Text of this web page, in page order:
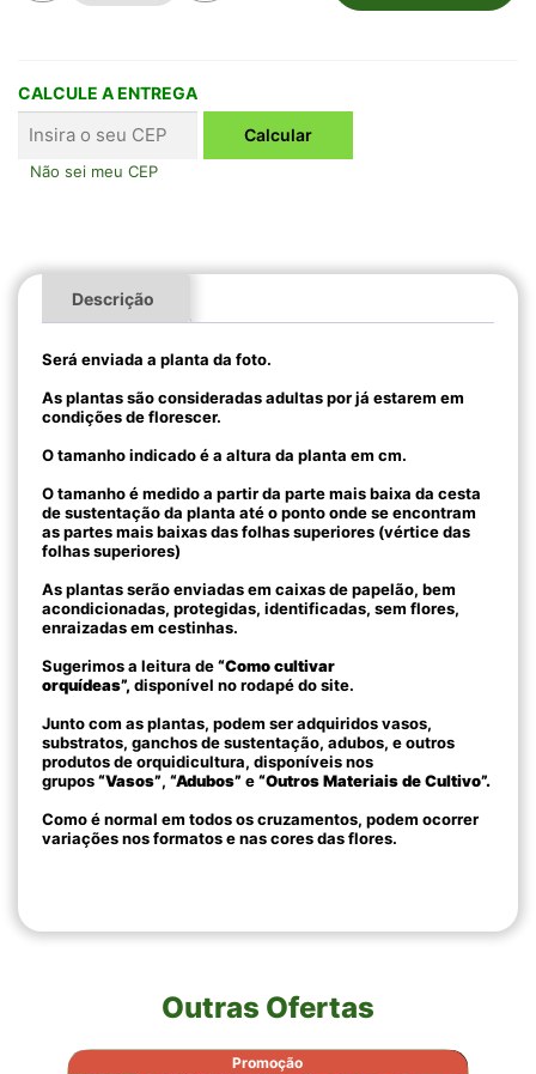
CALCULE A ENTREGA
Não sei meu CEP
Descrição
Será enviada a planta da foto.
As plantas são consideradas adultas por já estarem em
condições de florescer.
O tamanho indicado é a altura da planta em cm.
O tamanho é medido a partir da parte mais baixa da cesta
de sustentação da planta até o ponto onde se encontram
as partes mais baixas das folhas superiores (vértice das
folhas superiores)
As plantas serão enviadas em caixas de papelão, bem
acondicionadas, protegidas, identificadas, sem flores,
enraizadas em cestinhas.
Sugerimos a leitura de“Como cultivar
orquídeas”, disponível no rodapé do site.
Junto com as plantas, podem ser adquiridos vasos,
substratos, ganchos de sustentação, adubos, e outros
produtos de orquidicultura, disponíveis nos
grupos“Vasos”, “Adubos” e“Outros Materiais de Cultivo”.
Como é normal em todos os cruzamentos, podem ocorrer
variações nos formatos e nas cores das flores.
Outras Ofertas
Promoção